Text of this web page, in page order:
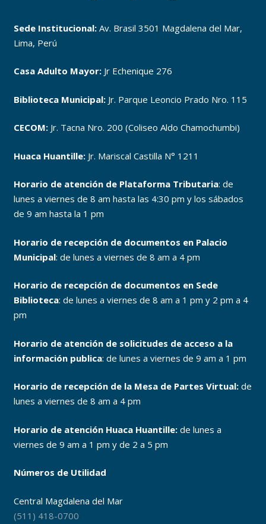
Sede Institucional:Av. Brasil 3501 Magdalena del Mar,
Lima, Perú
Casa Adulto Mayor:Jr Echenique 276
Biblioteca Municipal:Jr. Parque Leoncio Prado Nro. 115
CECOM:Jr. Tacna Nro. 200 (Coliseo Aldo Chamochumbi)
Huaca Huantille: Jr. Mariscal Castilla N° 1211
Horario de atención de Plataforma Tributaria: de
lunes a viernes de 8 am hasta las 4:30 pm y los sábados
de 9 am hasta la 1 pm
Horario de recepción de documentos en Palacio
Municipal: de lunes a viernes de 8 am a 4 pm
Horario de recepción de documentos en Sede
Biblioteca: de lunes a viernes de 8 am a 1 pm y 2 pm a 4
pm
Horario de atención de solicitudes de acceso a la
información publica: de lunes a viernes de 9 am a 1 pm
Horario de recepción de la Mesa de Partes Virtual:de
lunes a viernes de 8 am a 4 pm
Horario de atención Huaca Huantille:de lunes a
viernes de 9 am a 1 pm y de 2 a 5 pm
Números de Utilidad
Central Magdalena del Mar
(511) 418-0700